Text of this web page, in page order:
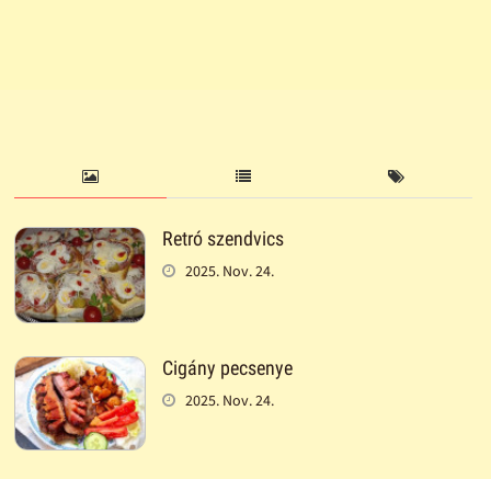
Retró szendvics
2025. Nov. 24.
Cigány pecsenye
2025. Nov. 24.